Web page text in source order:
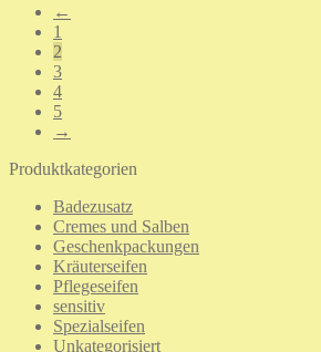
←
1
2
3
4
5
→
Produktkategorien
Badezusatz
Cremes und Salben
Geschenkpackungen
Kräuterseifen
Pflegeseifen
sensitiv
Spezialseifen
Unkategorisiert